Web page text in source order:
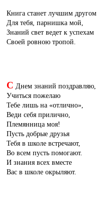
Книга станет лучшим другом
Для тебя, парнишка мой,
Знаний свет ведет к успехам
Своей ровною тропой.
С Днем знаний поздравляю,
Учиться пожелаю
Тебе лишь на «отлично»,
Веди себя прилично,
Племянница моя!
Пусть добрые друзья
Тебя в школе встречают,
Во всем пусть помогают.
И знания всех вместе
Вас в школе окрыляют.